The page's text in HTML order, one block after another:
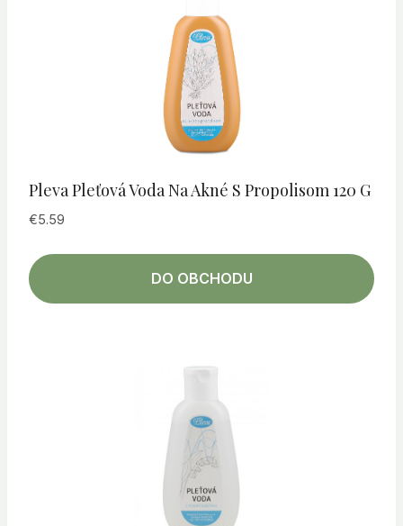
Pleva Pleťová Voda Na Akné S Propolisom 120 G
€5.59
DO OBCHODU